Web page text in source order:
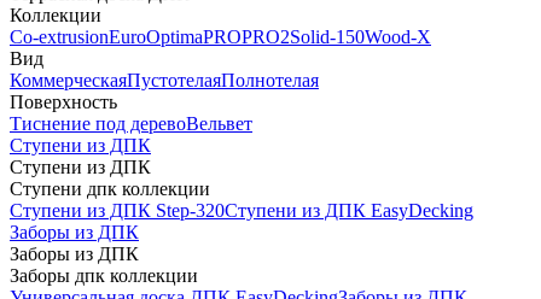
Коллекции
Co-extrusionEuroOptimaPROPRO2Solid-150Wood-X
Вид
КоммерческаяПустотелаяПолнотелая
Поверхность
Тиснение под деревоВельвет
Ступени из ДПК
Ступени из ДПК
Ступени дпк коллекции
Ступени из ДПК Step-320Ступени из ДПК EasyDecking
Заборы из ДПК
Заборы из ДПК
Заборы дпк коллекции